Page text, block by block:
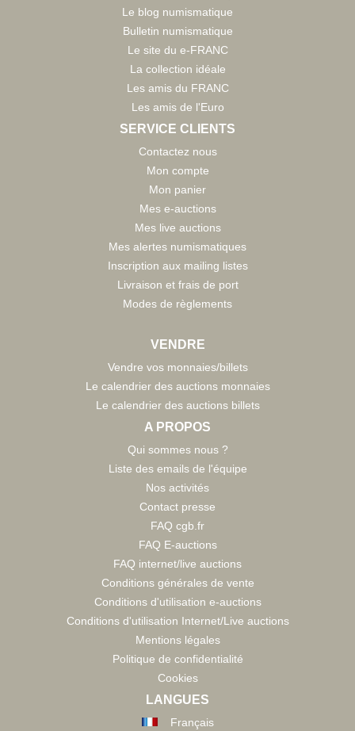
Le blog numismatique
Bulletin numismatique
Le site du e-FRANC
La collection idéale
Les amis du FRANC
Les amis de l'Euro
SERVICE CLIENTS
Contactez nous
Mon compte
Mon panier
Mes e-auctions
Mes live auctions
Mes alertes numismatiques
Inscription aux mailing listes
Livraison et frais de port
Modes de règlements
VENDRE
Vendre vos monnaies/billets
Le calendrier des auctions monnaies
Le calendrier des auctions billets
A PROPOS
Qui sommes nous ?
Liste des emails de l'équipe
Nos activités
Contact presse
FAQ cgb.fr
FAQ E-auctions
FAQ internet/live auctions
Conditions générales de vente
Conditions d'utilisation e-auctions
Conditions d'utilisation Internet/Live auctions
Mentions légales
Politique de confidentialité
Cookies
LANGUES
Français